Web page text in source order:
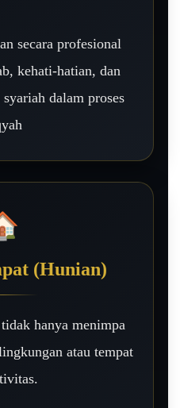
secara profesional
kehati-hatian, dan
dalam proses
(Hunian)
hanya menimpa
atau tempat